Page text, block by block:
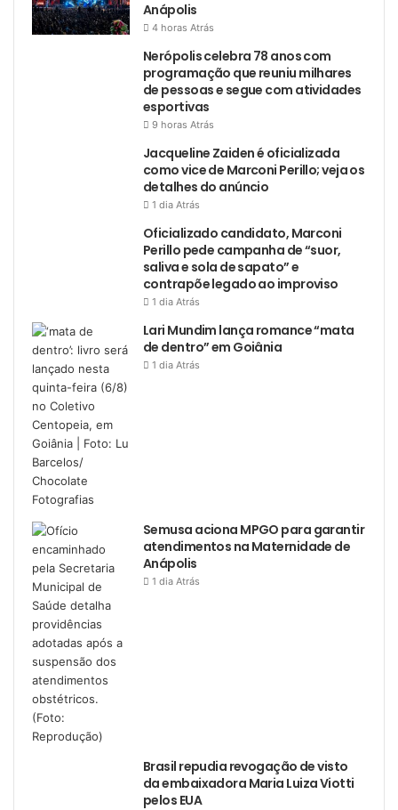
Anápolis
4 horas Atrás
Nerópolis celebra 78 anos com
programação que reuniu milhares
de pessoas e segue com atividades
esportivas
9 horas Atrás
Jacqueline Zaiden é oficializada
como vice de Marconi Perillo; veja os
detalhes do anúncio
1 dia Atrás
Oficializado candidato, Marconi
Perillo pede campanha de “suor,
saliva e sola de sapato” e
contrapõe legado ao improviso
1 dia Atrás
Lari Mundim lança romance “mata
de dentro” em Goiânia
1 dia Atrás
Semusa aciona MPGO para garantir
atendimentos na Maternidade de
Anápolis
1 dia Atrás
Brasil repudia revogação de visto
da embaixadora Maria Luiza Viotti
pelos EUA